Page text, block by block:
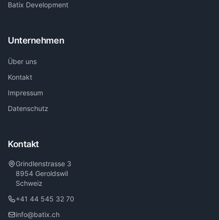
Batix Development
Unternehmen
Über uns
Kontakt
Impressum
Datenschutz
Kontakt
Grindlenstrasse 3
8954 Geroldswil
Schweiz
+41 44 545 32 70
info@batix.ch